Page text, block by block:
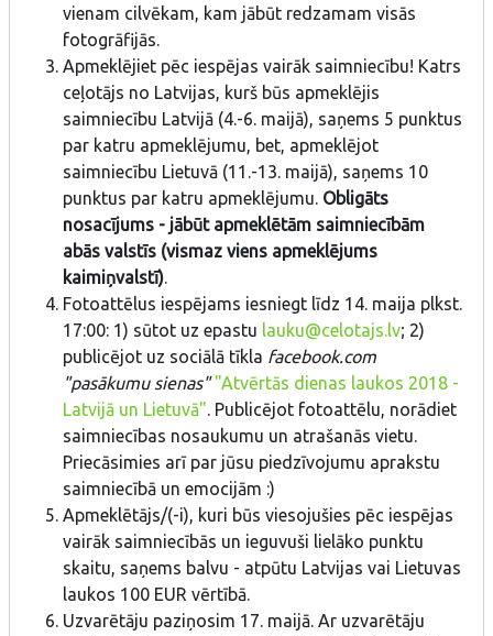
vienam cilvēkam, kam jābūt redzamam visās
fotogrāfijās.
Apmeklējiet pēc iespējas vairāk saimniecību! Katrs
ceļotājs no Latvijas, kurš būs apmeklējis
saimniecību Latvijā (4.-6. maijā), saņems 5 punktus
par katru apmeklējumu, bet, apmeklējot
saimniecību Lietuvā (11.-13. maijā), saņems 10
punktus par katru apmeklējumu. Obligāts
nosacījums - jābūt apmeklētām saimniecībām
abās valstīs (vismaz viens apmeklējums
kaimiņvalstī).
Fotoattēlus iespējams iesniegt līdz 14. maija plkst.
17:00: 1) sūtot uz epastu lauku@celotajs.lv; 2)
publicējot uz sociālā tīkla facebook.com
"pasākumu sienas" "Atvērtās dienas laukos 2018 -
Latvijā un Lietuvā". Publicējot fotoattēlu, norādiet
saimniecības nosaukumu un atrašanās vietu.
Priecāsimies arī par jūsu piedzīvojumu aprakstu
saimniecībā un emocijām :)
Apmeklētājs/(-i), kuri būs viesojušies pēc iespējas
vairāk saimniecībās un ieguvuši lielāko punktu
skaitu, saņems balvu - atpūtu Latvijas vai Lietuvas
laukos 100 EUR vērtībā.
Uzvarētāju paziņosim 17. maijā. Ar uzvarētāju